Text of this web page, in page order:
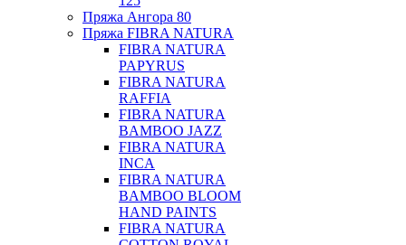
Пряжа Ангора 80
Пряжа FIBRA NATURA
FIBRA NATURA
PAPYRUS
FIBRA NATURA
RAFFIA
FIBRA NATURA
BAMBOO JAZZ
FIBRA NATURA
INCA
FIBRA NATURA
BAMBOO BLOOM
HAND PAINTS
FIBRA NATURA